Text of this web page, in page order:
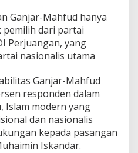
Ganjar-Mahfud hanya
pemilih dari partai
Perjuangan, yang
nasionalis utama
Ganjar-Mahfud
responden dalam
Islam modern yang
dan nasionalis
kepada pasangan
Iskandar.